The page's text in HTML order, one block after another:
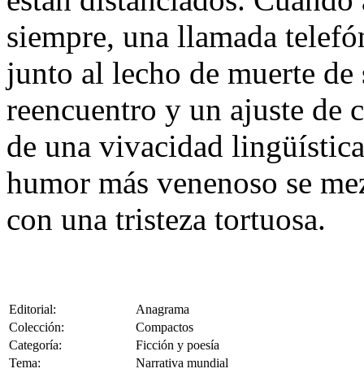
siempre, una llamada
junto al lecho de muerte
reencuentro y un ajuste de
de una vivacidad
humor más venenoso se
con una tristeza tortuosa.
Editorial:
Anagrama
Colección:
Compactos
Categoría:
Ficción y poesía
Tema:
Narrativa mundial